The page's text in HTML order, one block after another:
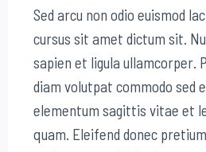
Sed arcu non odio euismod
cursus sit amet dictum sit.
sapien et ligula ullamcorper.
diam volutpat commodo sed
elementum sagittis vitae et
quam. Eleifend donec